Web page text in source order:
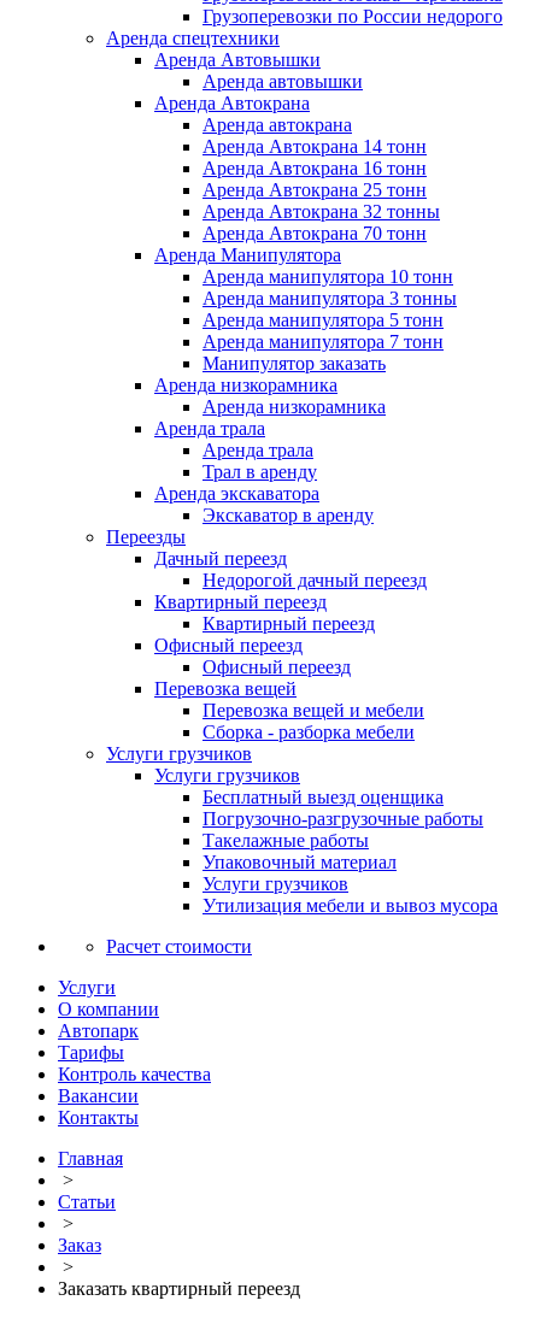
Грузоперевозки по России недорого
Аренда спецтехники
Аренда Автовышки
Аренда автовышки
Аренда Автокрана
Аренда автокрана
Аренда Автокрана 14 тонн
Аренда Автокрана 16 тонн
Аренда Автокрана 25 тонн
Аренда Автокрана 32 тонны
Аренда Автокрана 70 тонн
Аренда Манипулятора
Аренда манипулятора 10 тонн
Аренда манипулятора 3 тонны
Аренда манипулятора 5 тонн
Аренда манипулятора 7 тонн
Манипулятор заказать
Аренда низкорамника
Аренда низкорамника
Аренда трала
Аренда трала
Трал в аренду
Аренда экскаватора
Экскаватор в аренду
Переезды
Дачный переезд
Недорогой дачный переезд
Квартирный переезд
Квартирный переезд
Офисный переезд
Офисный переезд
Перевозка вещей
Перевозка вещей и мебели
Сборка - разборка мебели
Услуги грузчиков
Услуги грузчиков
Бесплатный выезд оценщика
Погрузочно-разгрузочные работы
Такелажные работы
Упаковочный материал
Услуги грузчиков
Утилизация мебели и вывоз мусора
Расчет стоимости
Услуги
О компании
Автопарк
Тарифы
Контроль качества
Вакансии
Контакты
Главная
>
Статьи
>
Заказ
>
Заказать квартирный переезд